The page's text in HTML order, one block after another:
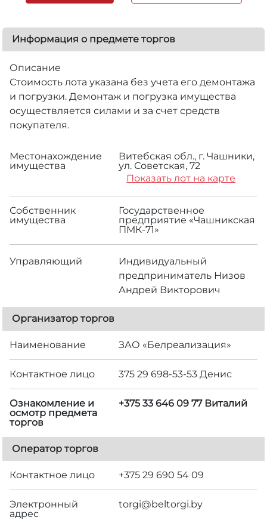
Информация о предмете торгов
Описание
Стоимость лота указана без учета его демонтажа
и погрузки. Демонтаж и погрузка имущества
осуществляется силами и за счет средств
покупателя.
Местонахождение
имущества
Витебская обл., г. Чашники,
ул. Советская, 72
Показать лот на карте
Собственник
имущества
Государственное
предприятие «Чашникская
ПМК-71»
Управляющий
Индивидуальный
предприниматель Низов
Андрей Викторович
Организатор торгов
Наименование ЗАО «Белреализация»
Контактное лицо 375 29 698-53-53 Денис
Ознакомление и
осмотр предмета
торгов
+375 33 646 09 77 Виталий
Оператор торгов
Контактное лицо +375 29 690 54 09
Электронный
адрес
torgi@beltorgi.by